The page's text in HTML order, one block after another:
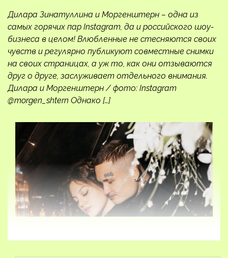
Дилара Зинатуллина и Моргенштерн – одна из
самых горячих пар Instagram, да и российского шоу-
бизнеса в целом! Влюбленные не стесняются своих
чувств и регулярно публикуют совместные снимки
на своих страницах, а уж то, как они отзываются
друг о друге, заслуживает отдельного внимания.
Дилара и Моргенштерн / фото: Instagram
@morgen_shtern Однако […]